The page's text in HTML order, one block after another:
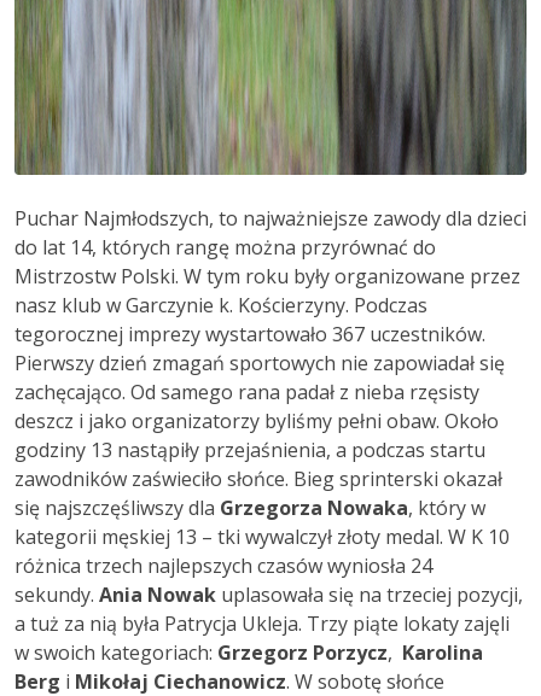
Puchar Najmłodszych, to najważniejsze zawody dla dzieci
do lat 14, których rangę można przyrównać do
Mistrzostw Polski. W tym roku były organizowane przez
nasz klub w Garczynie k. Kościerzyny. Podczas
tegorocznej imprezy wystartowało 367 uczestników.
Pierwszy dzień zmagań sportowych nie zapowiadał się
zachęcająco. Od samego rana padał z nieba rzęsisty
deszcz i jako organizatorzy byliśmy pełni obaw. Około
godziny 13 nastąpiły przejaśnienia, a podczas startu
zawodników zaświeciło słońce. Bieg sprinterski okazał
się najszczęśliwszy dla Grzegorza Nowaka, który w
kategorii męskiej 13 – tki wywalczył złoty medal. W K 10
różnica trzech najlepszych czasów wyniosła 24
sekundy. Ania Nowak uplasowała się na trzeciej pozycji,
a tuż za nią była Patrycja Ukleja. Trzy piąte lokaty zajęli
w swoich kategoriach: Grzegorz Porzycz, Karolina
Berg i Mikołaj Ciechanowicz. W sobotę słońce